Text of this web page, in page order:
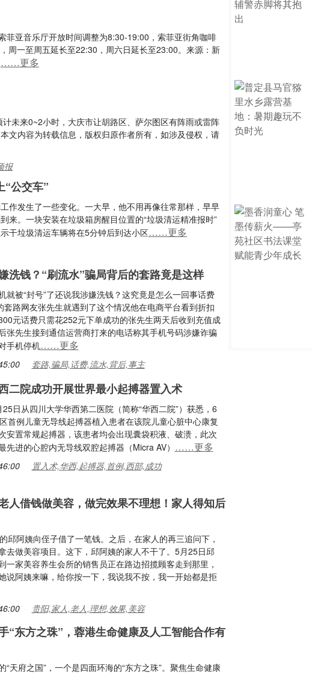
菲亚音乐厅开放时间调整为8:30-19:00，索菲亚街角咖啡
周一至周五延长至22:30，周六日延长至23:00。来源：新
……更多
未来0~2小时，大庆市让胡路区、萨尔图区有阵雨或雷阵
文内容为转载信息，版权归原作者所有，如涉及侵权，请
报
“公交车”
作发生了一些变化。一大早，他不用再像往常那样，早早
来。一块安装在垃圾箱房醒目位置的“垃圾清运精准报时”
干垃圾清运车辆将在5分钟后到达小区……更多
洗钱？“刷流水”骗局背后的套路竟是这样
就被“封号”了还说我涉嫌洗钱？这究竟是怎么一回事话费
套路网友张先生就遇到了这个情况他在电商平台看到折扣
元话费只需花252元下单成功的张先生两天后收到充值成
张先生接到通信运营商打来的电话称其手机号码涉嫌诈骗
手机停机……更多
套路,骗局,话费,流水,背后,事主
二院成功开展世界最小起搏器置入术
日从四川大学华西第二医院（简称“华西二院”）获悉，6
首例儿童无导线起搏器植入患者在该院儿童心脏中心康复
安置常规起搏器，该患者均会出现囊袋积液、破溃，此次
先进的心腔内无导线双腔起搏器（Micra AV） ……更多
置入术,华西,起搏器,首例,西部,成功
人借钱做美容，做完效果不理想！家人得知后
邱阿姨向侄子借了一笔钱。之后，在家人的再三追问下，
去做美容项目。这下，邱阿姨的家人不干了。5月25日邱
一家美容养生会所的销售员正在路边招揽顾客走到那里，
说阿姨来嘛，给你按一下，我说我不按，我一开始都是拒
贵阳,家人,老人,理想,效果,美容
“东方之珠”，蓉港生命健康及人工智能合作有
“天府之国”，一个是四面环海的“东方之珠”。聚焦生命健康